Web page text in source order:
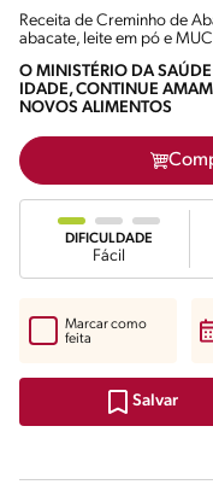
Receita de Creminho de
abacate, leite em pó e
O MINISTÉRIO DA
IDADE, CONTINUE
NOVOS ALIMENTOS
DIFICULDADE
Fácil
Salvar
Marcar como
feita